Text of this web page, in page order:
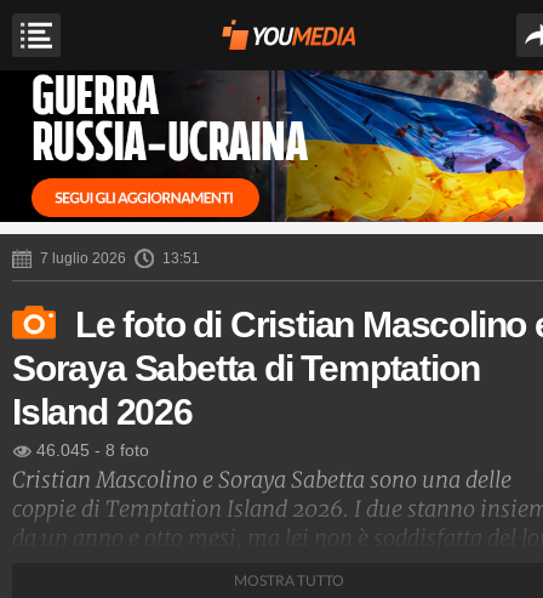
7 luglio 2026 13:51
Le foto di Cristian Mascolino
Soraya Sabetta di Temptation
Island 2026
46.045 - 8 foto
Cristian Mascolino e Soraya Sabetta sono una delle
coppie di Temptation Island 2026. I due stanno
da un anno e otto mesi, ma lei non è soddisfatta del
MOSTRA TUTTO